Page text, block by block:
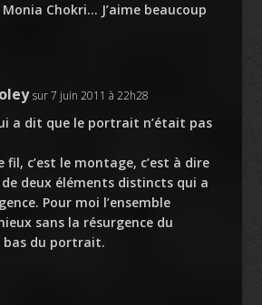
Chokri… J’aime beaucoup
sur 7 juin 2011 à 22h28
a dit que le portrait n’était pas
fil, c’est le montage, c’est à dire
deux éléments distincts qui a
Pour moi l’ensemble
sans la résurgence du
bas du portrait.